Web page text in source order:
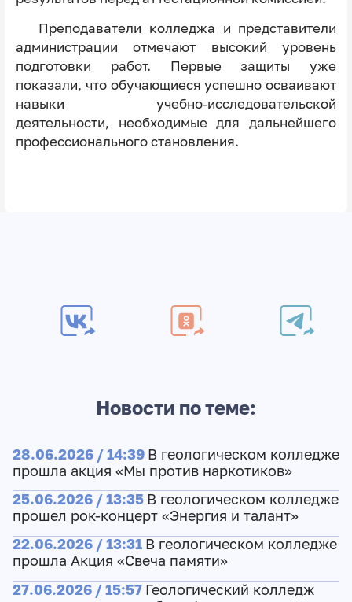
Преподаватели колледжа и представители
администрации отмечают высокий уровень
подготовки работ. Первые защиты уже
показали, что обучающиеся успешно осваивают
навыки учебно-исследовательской
деятельности, необходимые для дальнейшего
профессионального становления.
Новости по теме:
28.06.2026 / 14:39 В геологическом колледже
прошла акция «Мы против наркотиков»
25.06.2026 / 13:35 В геологическом колледже
прошел рок-концерт «Энергия и талант»
22.06.2026 / 13:31 В геологическом колледже
прошла Акция «Свеча памяти»
27.06.2026 / 15:57 Геологический колледж